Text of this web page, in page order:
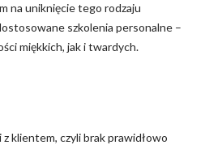
na uniknięcie tego rodzaju
szkolenia personalne –
miękkich, jak i twardych.
klientem, czyli brak prawidłowo